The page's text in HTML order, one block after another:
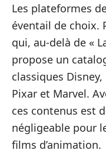
Les plateformes
éventail de choix.
qui, au-delà de «
propose un
classiques
Pixar et Marvel.
ces contenus est
négligeable pour
films d’animation.